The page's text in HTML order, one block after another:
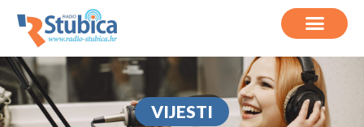
VIJESTI